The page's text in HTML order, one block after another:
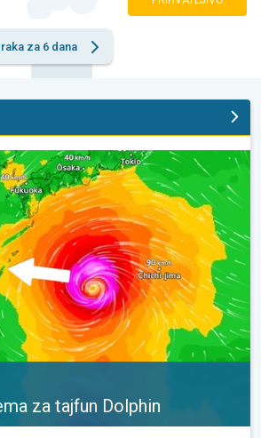
za 6 dana
tajfun Dolphin. Strah od klizišta. . .
za tajfun Dolphin